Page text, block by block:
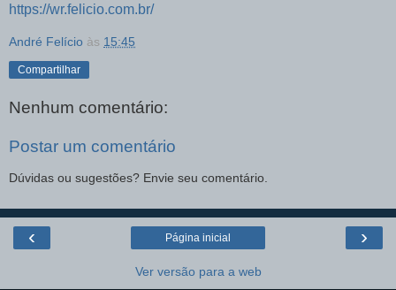
https://wr.felicio.com.br/
André Felício às 15:45
Compartilhar
Nenhum comentário:
Postar um comentário
Dúvidas ou sugestões? Envie seu comentário.
‹ ›
Página inicial
Ver versão para a web